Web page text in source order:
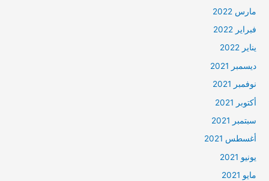
مارس 2022
فبراير 2022
يناير 2022
ديسمبر 2021
نوفمبر 2021
أكتوبر 2021
سبتمبر 2021
أغسطس 2021
يونيو 2021
مايو 2021